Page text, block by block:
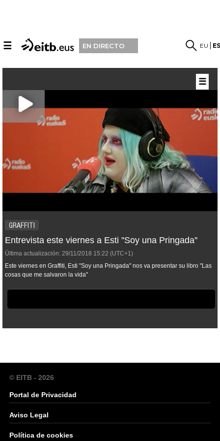
☰ EN DIRECTO EU
GRAFFITI
Entrevista este viernes a Esti ''Soy una Pringada''
Última actualización: 29/11/2018 15:22 (UTC+1)
Este viernes en Graffiti, Esti "Soy una Pringada" nos va presentar su libro "Las
cosas que me salvaron la vida"
☰
© EITB - 2026
Portal de Privacidad
Aviso Legal
Política de cookies